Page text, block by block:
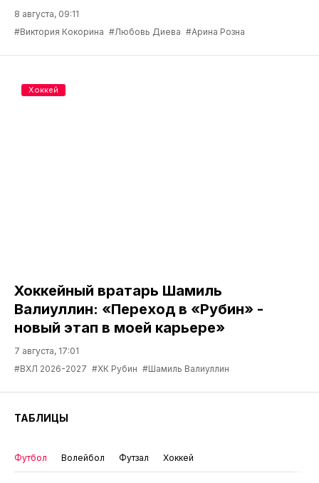
8 августа, 09:11
#Виктория Кокорина #Любовь Диева #Арина Розна
Хоккейный вратарь Шамиль
Валиуллин: «Переход в «Рубин» -
новый этап в моей карьере»
7 августа, 17:01
#ВХЛ 2026-2027 #ХК Рубин #Шамиль Валиуллин
Хоккей
ТАБЛИЦЫ
Футбол Волейбол Футзал Хоккей